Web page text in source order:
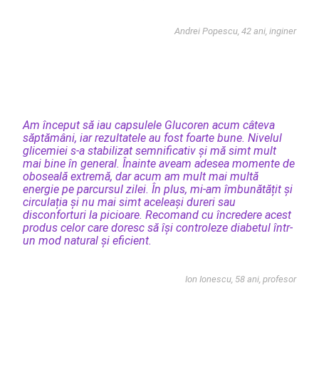
Andrei Popescu, 42 ani, inginer
Am început să iau capsulele Glucoren acum câteva
săptămâni, iar rezultatele au fost foarte bune. Nivelul
glicemiei s-a stabilizat semnificativ și mă simt mult
mai bine în general. Înainte aveam adesea momente de
oboseală extremă, dar acum am mult mai multă
energie pe parcursul zilei. În plus, mi-am îmbunătățit și
circulația și nu mai simt aceleași dureri sau
disconforturi la picioare. Recomand cu încredere acest
produs celor care doresc să își controleze diabetul într-
un mod natural și eficient.
Ion Ionescu, 58 ani, profesor